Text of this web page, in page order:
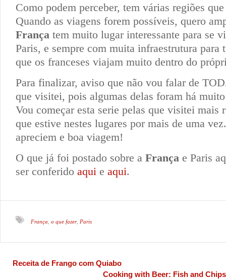
Como podem perceber, tem várias regiões
Quando as viagens forem possíveis, quero
França tem muito lugar interessante para se
Paris, e sempre com muita infraestrutura para
que os franceses viajam muito dentro do
Para finalizar, aviso que não vou falar de
que visitei, pois algumas delas foram há
Vou começar esta serie pelas que visitei mais
que estive nestes lugares por mais de uma
apreciem e boa viagem!
O que já foi postado sobre a França e Paris
ser conferido aqui e aqui.
França o que fazer, Paris
Receita de Frango com Quiabo
Cooking with Beer: Fish and